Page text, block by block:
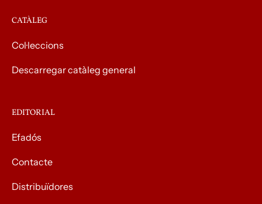
CATÀLEG
Col·leccions
Descarregar catàleg general
EDITORIAL
Efadós
Contacte
Distribuïdores